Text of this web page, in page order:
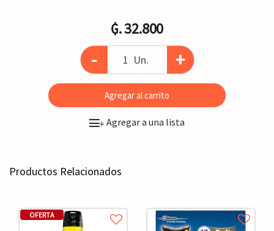
₲. 32.800
- Un. +
Agregar al carrito
+Agregar a una lista
Productos Relacionados
OFERTA